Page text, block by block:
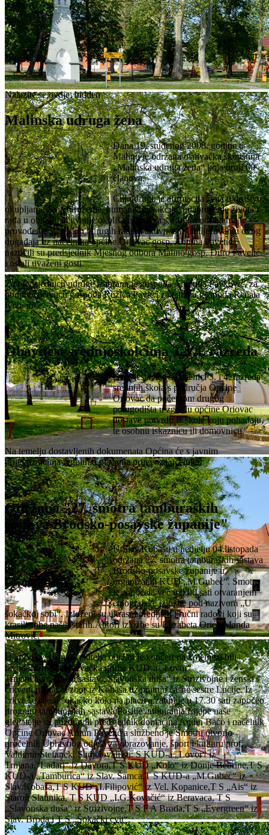
Nalazite se ovdje:hidden
Malinska udruga žena
Dana 19. studenog 2008. godine u
Malinu je održana osnivačka skupština
„Malinska udruga žena“ koja broji 60
članova.
Cilj udruge je afirmacija žena u društvu,
okupljanje žena, druženje, humanitarne akcije, unapređenje života i
rada u obitelji, očuvanje okoliša, suradnja s drugim udrugama te
provođenje sportskih i drugih radnih aktivnosti. Obilježavanju ovog
događaja uz načelnika općine Oriovac gosp. Antuna Pavetića
nazočili su predsjednik Mjesnog odbora Malino gosp. Ðuro Pavelić
i ostali uvaženi gosti.
Za predsjednicu udruge izabrana je gospođa Antonija Pavković, za
podpredsjednicu gospođa Ružica Pavić i za tajnicu gospođa Renata
Krznarić.
Obavijest srednjoškolcima 3. i 4. razreda
Obavještavaju se učenici 3. i 4. razreda
srednjih škola s područja Općine
Oriovac da početkom drugog
polugodišta u zgradu općine Oriovac
dostave potvrdu iz škole koju pohađaju,
te osobnu iskaznicu ili domovnicu.
Na temelju dostavljenih dokumenata Općina će s javnim
prijevoznicima regulirati plačanje prijevoza učenika.
Održana "27. smotra tamburaških
sastava Brodsko-posavske županije"
U Slav.Kobašu u nedjelju 04.listopada
održana 27. smotra tamburaških sastava
Brodsko-posavske županije u
organizaciji KUD „M.Gubec“. Smotra
je započela već u 9.00 sati otvaranjem
etnografske izložbe pod nazivom „U
šokačkoj sobi“. Izloženi su ukrasni predmeti i ručni radovi koji su
krasili sobe naših starih.Autori izložbe su Elizabeta Orić i Manda
Mitrović.
U crkvi sv. Ivana Krstitelja održan je koncert na kojem su bili
izvođači: muška pjevačka grupa KUD-a „Lovor“
Trnjani,tamburaški sastav „Slavonska duša“ iz Strizivojne i ženski
crkveni pjevački zbor iz Kobaša uz pratnju časne sestre Lucije. Iz
crkve se išlo u šokačko kolo na placu a zatim je u 17.30 sati započeo
program tamburaških sastava.Poslije intoniranja Lijepe naše
gledatelje su pozdravili predsjednik domaćina Antun Baćo i načelnik
Općine Oriovac Antun Pavetić a službeno je Smotru otvorio
pročelnik Upravnog odjela za obrazovanje, šport i kulturu prof.
Valdimir Štefanek. Sudjelovali su: S KUD-a „Lovor“ iz
Trnjana,“Lađari“ iz Davora,T S KUD „Kolo“ iz Donje Bebrine,T S
KUD-a „Tamburica“ iz Slav. Šamca,T S KUD-a „M.Gubec“ iz
Slav.Kobaša,T S KUD „I.Filipović“ iz Vel. Kopanice,T S „Ais“ iz
Starog Slatinika, T S KUD „I.G.Kovačić“ iz Beravaca, T S
„Slavonska duša“ iz Strizivojne,T S F A Broda,T S „Evergreen“ iz
Slav. Broda i T S „Šokački cvit“.